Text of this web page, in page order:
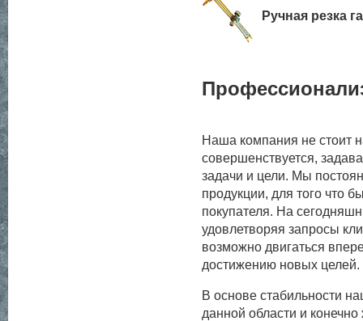
Ручная резка
Наша компания не стоит
совершенствуется,
задачи и цели. Мы
продукции, для того что
покупателя. На
удовлетворяя запросы
возможно двигаться
достижению новых целей.
В основе стабильности
данной области и